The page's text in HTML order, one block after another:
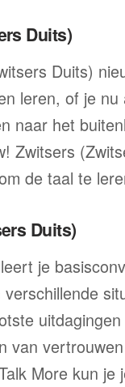
Duits)
Duits)
leren, of je
naar het
Zwitsers
de taal te
Duits)
je
van
More kun je